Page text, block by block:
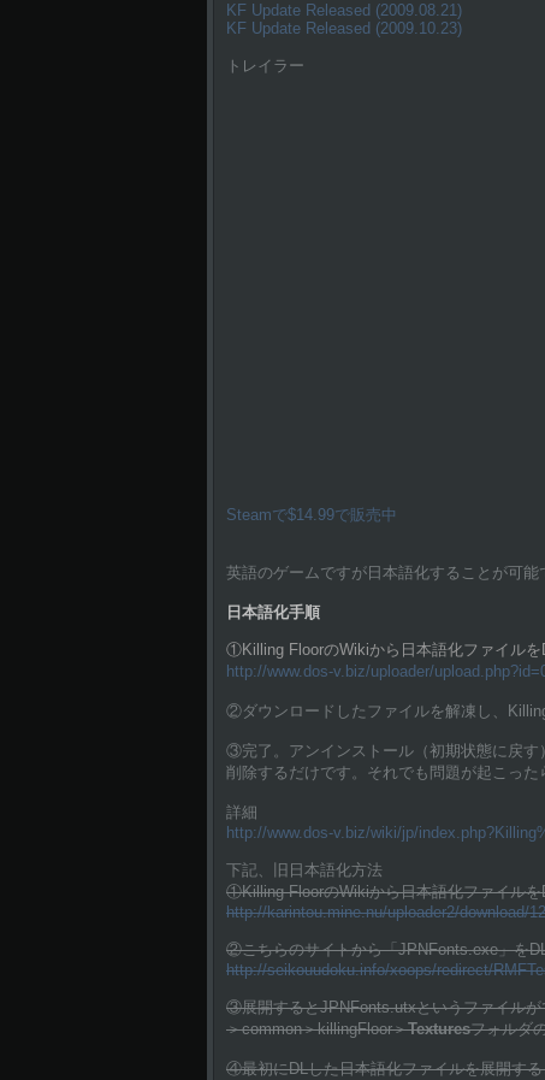
KF Update Released (2009.08.21)
KF Update Released (2009.10.23)
トレイラー
Steamで$14.99で販売中
英語のゲームですが日本語化することが可能
日本語化手順
①Killing FloorのWikiから日本語化ファイルを
http://www.dos-v.biz/uploader/
②ダウンロードしたファイルを解凍し、
③完了。アンインストール（初期状態に戻
削除するだけです。それでも問題が起こっ
詳細
http://www.dos-v.biz/wiki/jp/
下記、旧日本語化方法
①Killing FloorのWikiから日本語化ファイル
http://karintou.mine.nu/uploader2/download/
②こちらのサイトから「JPNFonts.exe」を
http://seikouudoku.info/xoops/redirect/
③展開するとJPNFonts.utxというファイル
＞common＞killingFloor＞Texturesフォルダ
④最初にDLした日本語化ファイルを展開す